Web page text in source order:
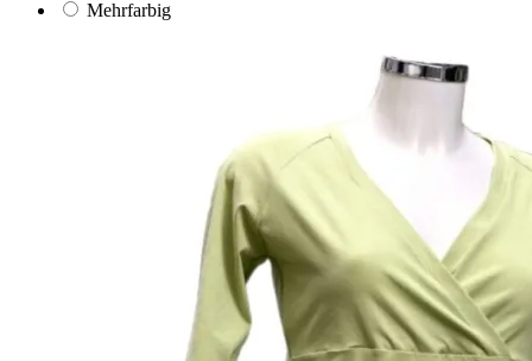
Mehrfarbig